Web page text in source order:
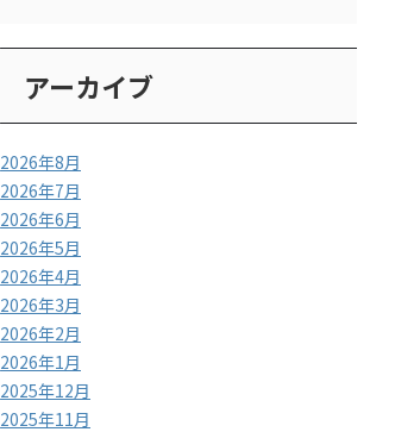
アーカイブ
2026年8月
2026年7月
2026年6月
2026年5月
2026年4月
2026年3月
2026年2月
2026年1月
2025年12月
2025年11月